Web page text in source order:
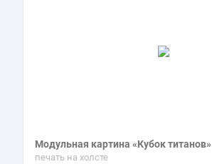
Модульная картина «Кубок титанов»
печать на холсте